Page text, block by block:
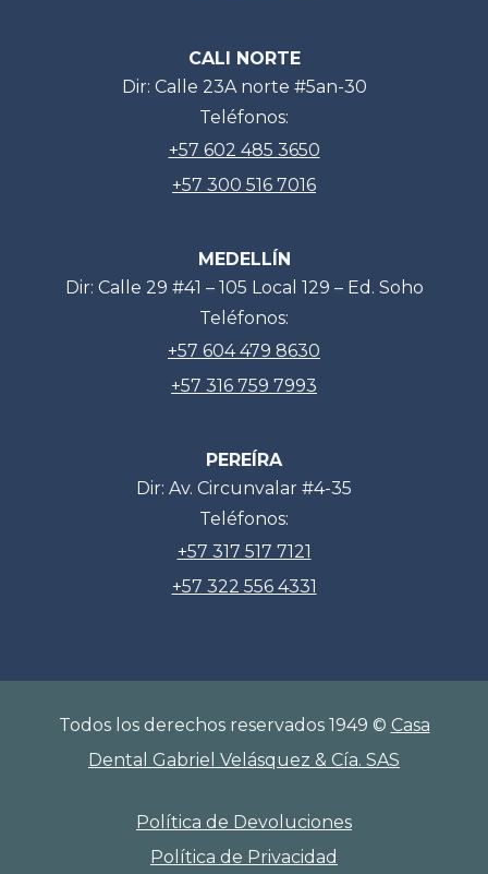
CALI NORTE
Dir: Calle 23A norte #5an-30
Teléfonos:
+57 602 485 3650
+57 300 516 7016
MEDELLÍN
Dir: Calle 29 #41 – 105 Local 129 – Ed. Soho
Teléfonos:
+57 604 479 8630
+57 316 759 7993
PEREÍRA
Dir: Av. Circunvalar #4-35
Teléfonos:
+57 317 517 7121
+57 322 556 4331
Todos los derechos reservados 1949 © Casa
Dental Gabriel Velásquez & Cía. SAS
Política de Devoluciones
Política de Privacidad